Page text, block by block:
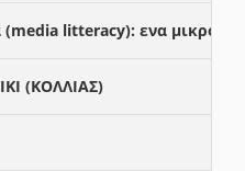
(media litteracy): ενα μικρο
(ΚΟΛΛΙΑΣ)